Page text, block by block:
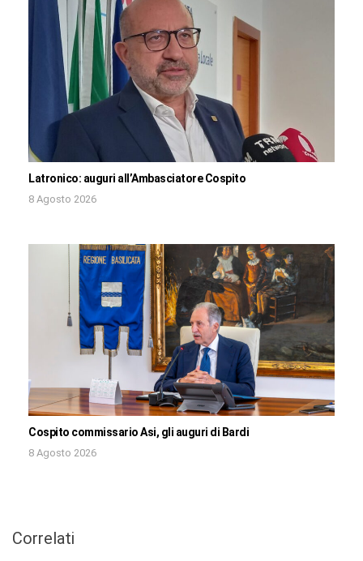
Latronico: auguri all’Ambasciatore Cospito
8 Agosto 2026
Cospito commissario Asi, gli auguri di Bardi
8 Agosto 2026
Correlati